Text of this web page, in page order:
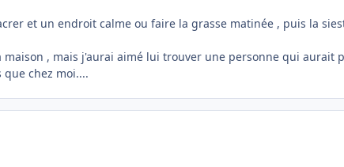
et un endroit calme ou faire la grasse matinée , puis la
, mais j'aurai aimé lui trouver une personne qui aurait
chez moi....